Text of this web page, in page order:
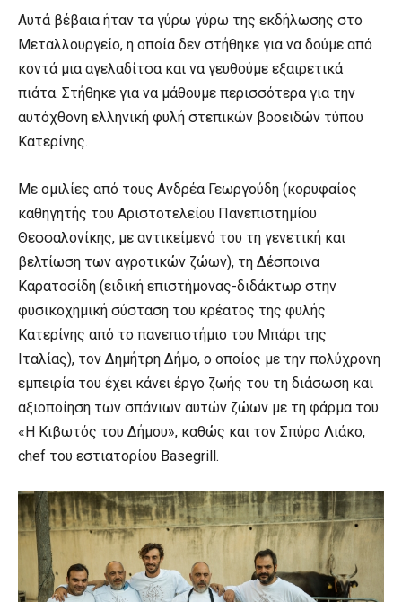
Αυτά βέβαια ήταν τα γύρω γύρω της εκδήλωσης στο
Μεταλλουργείο, η οποία δεν στήθηκε για να δούμε από
κοντά μια αγελαδίτσα και να γευθούμε εξαιρετικά
πιάτα. Στήθηκε για να μάθουμε περισσότερα για την
αυτόχθονη ελληνική φυλή στεπικών βοοειδών τύπου
Κατερίνης.
Με ομιλίες από τους Ανδρέα Γεωργούδη (κορυφαίος
καθηγητής του Αριστοτελείου Πανεπιστημίου
Θεσσαλονίκης, με αντικείμενό του τη γενετική και
βελτίωση των αγροτικών ζώων), τη Δέσποινα
Καρατοσίδη (ειδική επιστήμονας-διδάκτωρ στην
φυσικοχημική σύσταση του κρέατος της φυλής
Κατερίνης από το πανεπιστήμιο του Μπάρι της
Ιταλίας), τον Δημήτρη Δήμο, ο οποίος με την πολύχρονη
εμπειρία του έχει κάνει έργο ζωής του τη διάσωση και
αξιοποίηση των σπάνιων αυτών ζώων με τη φάρμα του
«Η Κιβωτός του Δήμου», καθώς και τον Σπύρο Λιάκο,
chef του εστιατορίου Basegrill.